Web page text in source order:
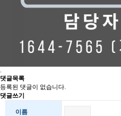
.
댓글목록
등록된 댓글이 없습니다.
댓글쓰기
이름